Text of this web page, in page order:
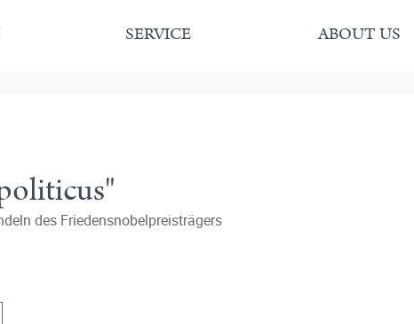
SERVICE ABOUT US
des Friedensnobelpreisträgers